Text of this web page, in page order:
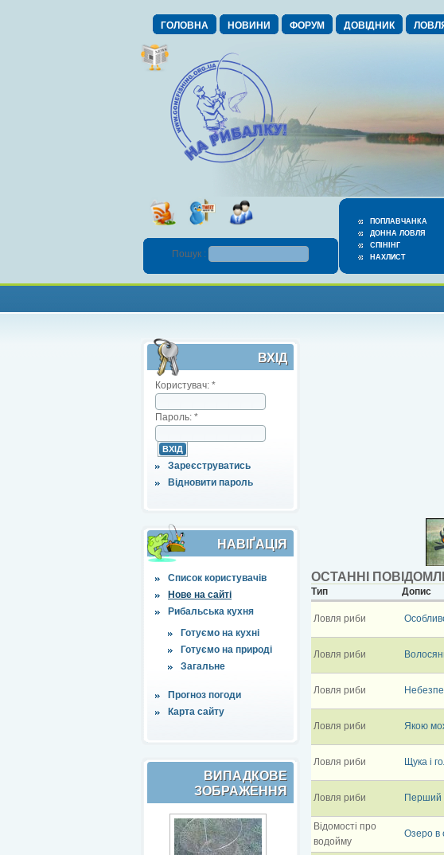
ГОЛОВНА НОВИНИ ФОРУМ ДОВІДНИК
ПОПЛАВЧАНКА
ДОННА ЛОВЛЯ
СПІНІНГ
НАХЛИСТ
Пошук :
ВХІД
Користувач: *
Пароль: *
Зареєструватись
Відновити пароль
НАВІҐАЦІЯ
Список користувачів
Нове на сайті
Рибальська кухня
Готуємо на кухні
Готуємо на природі
Загальне
Прогноз погоди
Карта сайту
ВИПАДКОВЕ
ЗОБРАЖЕННЯ
ОСТАННІ
Тип Допис
Ловля риби
Ловля риби
Ловля риби
Ловля риби Якою
Ловля риби Щука і
Ловля риби Перший
Відомості про
водойму
Озеро в